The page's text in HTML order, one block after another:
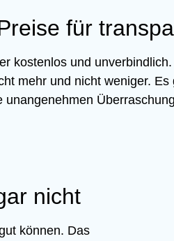
für
kostenlos und
mehr und nicht weniger.
unangenehmen
nicht
können. Das